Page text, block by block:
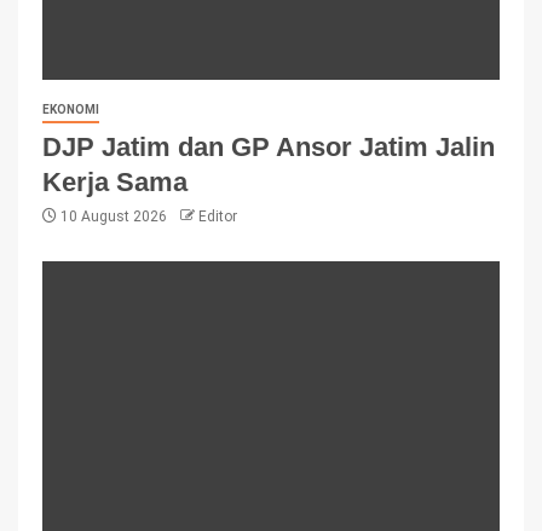
EKONOMI
DJP Jatim dan GP Ansor Jatim Jalin
Kerja Sama
10 August 2026 Editor